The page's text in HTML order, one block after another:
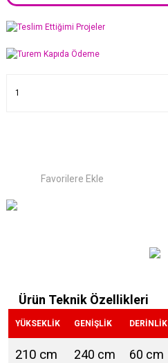
Ürün Teknik Özellikleri
YÜKSEKLİK GENİŞLİK DERİNLİK
210 cm 240 cm 60 cm